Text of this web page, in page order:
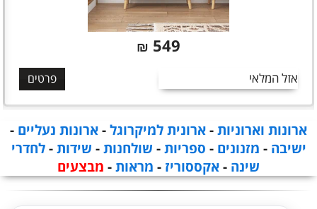
549
₪
אזל המלאי פרטים
ארונות וארוניות-ארונית למיקרוגל-ארונות נעליים -
ישיבה - מזנונים - ספריות- שולחנות- שידות-לחדרי
שינה -אקססוריז - מראות- מבצעים